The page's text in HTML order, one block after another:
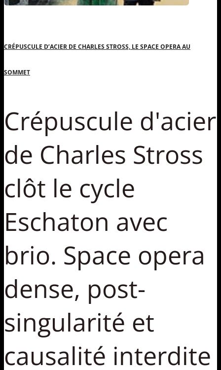
CRÉPUSCULE D’ACIER DE CHARLES STROSS, LE SPACE OPERA AU
SOMMET
Crépuscule d'acier
de Charles Stross
clôt le cycle
Eschaton avec
brio. Space opera
dense, post-
singularité et
causalité interdite